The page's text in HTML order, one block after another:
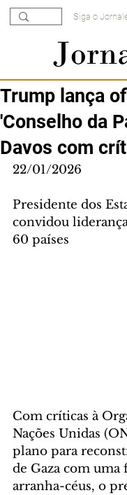
Siga o
Trump lança
'Conselho da
Davos com
22/01/2026
Presidente dos
convidou
60 países
Com críticas à
Nações Unidas
plano para
de Gaza com uma
arranha-céus, o